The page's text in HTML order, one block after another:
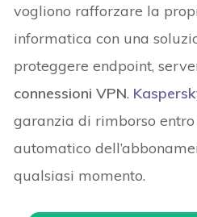
vogliono rafforzare la
informatica con una
proteggere endpoint,
connessioni VPN.
garanzia di rimborso
automatico
qualsiasi momento.